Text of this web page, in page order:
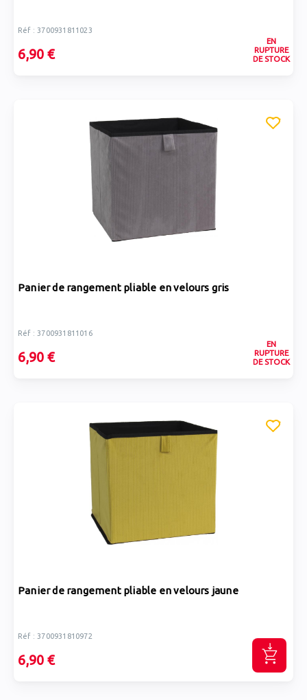
Réf : 3700931811023
6,90 €
EN
RUPTURE
DE STOCK
Panier de rangement pliable en velours gris
Réf : 3700931811016
6,90 €
EN
RUPTURE
DE STOCK
Panier de rangement pliable en velours jaune
Réf : 3700931810972
6,90 €